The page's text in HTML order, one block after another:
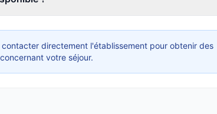
directement l'établissement pour obtenir des
votre séjour.